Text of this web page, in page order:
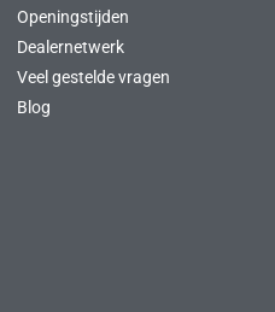
Openingstijden
Dealernetwerk
Veel gestelde vragen
Blog